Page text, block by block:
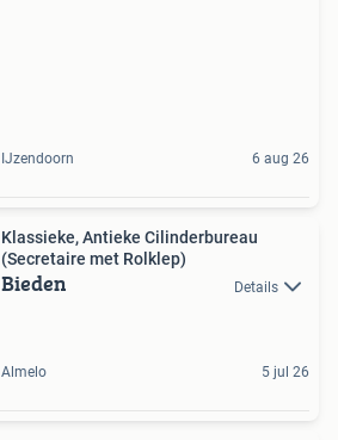
IJzendoorn 6 aug 26
Klassieke, Antieke Cilinderbureau
(Secretaire met Rolklep)
Bieden Details
Almelo 5 jul 26